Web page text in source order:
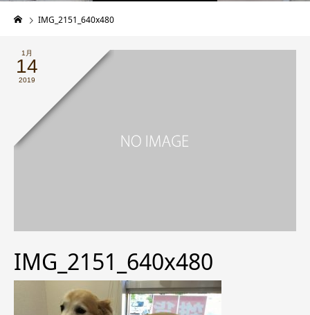
IMG_2151_640x480
1月
14
2019
IMG_2151_640x480